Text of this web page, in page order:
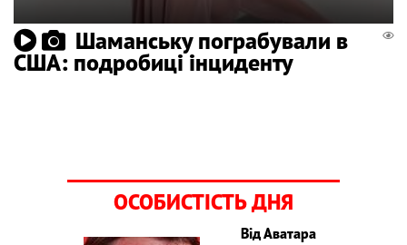
Шаманську пограбували в
США: подробиці інциденту
ОСОБИСТІСТЬ ДНЯ
Від Аватара